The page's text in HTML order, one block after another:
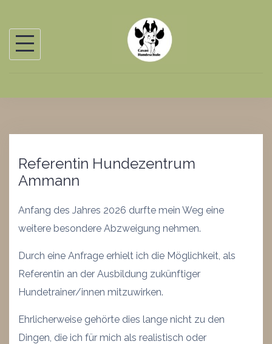
content
Referentin Hundezentrum
Ammann
Anfang des Jahres 2026 durfte mein Weg eine
weitere besondere Abzweigung nehmen.
Durch eine Anfrage erhielt ich die Möglichkeit, als
Referentin an der Ausbildung zukünftiger
Hundetrainer/innen mitzuwirken.
Ehrlicherweise gehörte dies lange nicht zu den
Dingen, die ich für mich als realistisch oder